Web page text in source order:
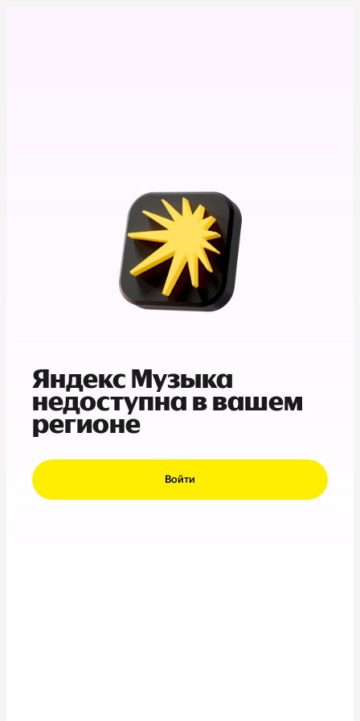
Яндекс Музыка
недоступна в вашем
регионе
Войти